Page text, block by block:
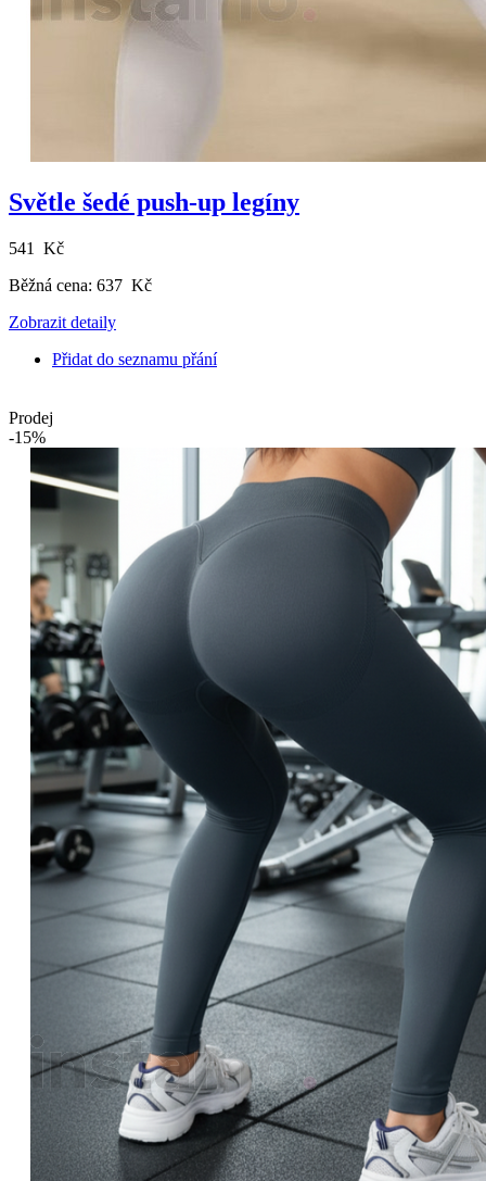
Světle šedé push-up legíny
541 Kč
Běžná cena: 637 Kč
Zobrazit detaily
Přidat do seznamu přání
Prodej
-15%